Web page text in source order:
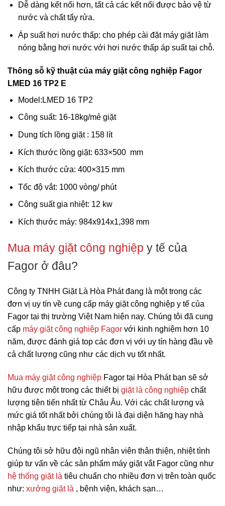
Dễ dàng kết nối hơn, tất cả các kết nối được bảo vệ từ
nước và chất tẩy rửa.
Áp suất hơi nước thấp: cho phép cài đặt máy giặt làm
nóng bằng hơi nước với hơi nước thấp áp suất tại chỗ.
Thông sỗ kỹ thuật của máy giặt công nghiệp Fagor
LMED 16 TP2 E
Model:LMED 16 TP2
Công suất: 16-18kg/mẻ giặt
Dung tích lồng giặt : 158 lít
Kích thước lồng giặt: 633×500mm
Kích thước cửa: 400×315mm
Tốc độ vắt: 1000 vòng/ phút
Công suất gia nhiệt: 12 kw
Kích thước máy: 984x914x1,398mm
Mua máy giặt công nghiệp y tế của
Fagor ở đâu?
Công ty TNHH Giặt Là Hòa Phát đang là một trong các
đơn vị uy tín về cung cấp máy giặt công nghiệp y tế của
Fagor tại thị trường Việt Nam hiện nay. Chúng tôi đã cung
cấp máy giặt công nghiệp Fagor với kinh nghiệm hơn 10
năm, được đánh giá top các đơn vị với uy tín hàng đầu về
cả chất lượng cũng như các dịch vụ tốt nhất.
Mua máy giặt công nghiệp Fagor tại Hòa Phát bạn sẽ sở
hữu được một trong các thiết bị giặt là công nghiệp chất
lượng tiên tiến nhất từ Châu Âu. Với các chất lượng và
mức giá tốt nhất bởi chúng tôi là đại diện hãng hay nhà
nhập khẩu trực tiếp tại nhà sản xuất.
Chúng tôi sở hữu đội ngũ nhân viên thân thiện, nhiệt tình
giúp tư vấn về các sản phẩm máy giặt vắt Fagor cũng như
hệ thống giặt là tiêu chuẩn cho nhiều đơn vị trên toàn quốc
như: xưởng giặt là , bệnh viện, khách sạn…